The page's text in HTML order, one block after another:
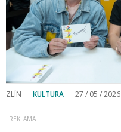
ZLÍN KULTURA 27 / 05 / 2026